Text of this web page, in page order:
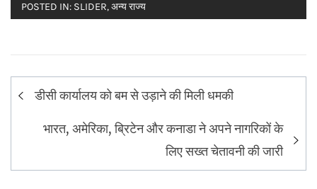
POSTED IN: SLIDER,अन्य राज्य
Postडीसी कार्यालय को बम से उड़ाने की मिली धमकी
भारत, अमेरिका, ब्रिटेन और कनाडा ने अपने नागरिकों के
लिए सख्त चेतावनी की जारी